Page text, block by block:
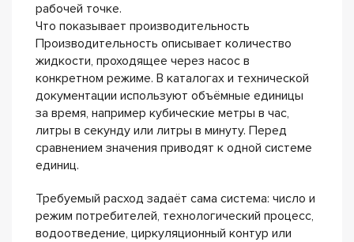
рабочей точке.
Что показывает производительность
Производительность описывает количество
жидкости, проходящее через насос в
конкретном режиме. В каталогах и технической
документации используют объёмные единицы
за время, например кубические метры в час,
литры в секунду или литры в минуту. Перед
сравнением значения приводят к одной системе
единиц.
Требуемый расход задаёт сама система: число и
режим потребителей, технологический процесс,
водоотведение, циркуляционный контур или